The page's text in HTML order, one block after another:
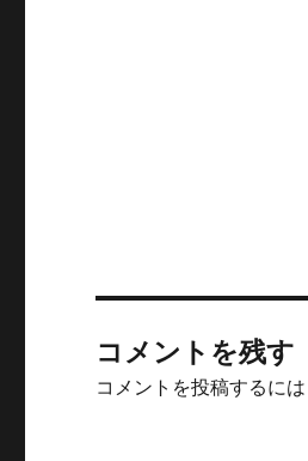
コメントを残す
コメントを投稿するには